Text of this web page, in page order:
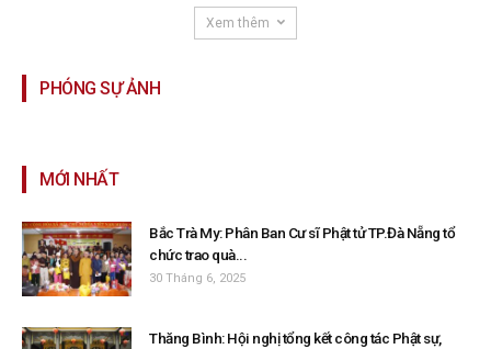
Xem thêm
PHÓNG SỰ ẢNH
MỚI NHẤT
Bắc Trà My: Phân Ban Cư sĩ Phật tử TP.Đà Nẵng tổ
chức trao quà...
30 Tháng 6, 2025
Thăng Bình: Hội nghị tổng kết công tác Phật sự,